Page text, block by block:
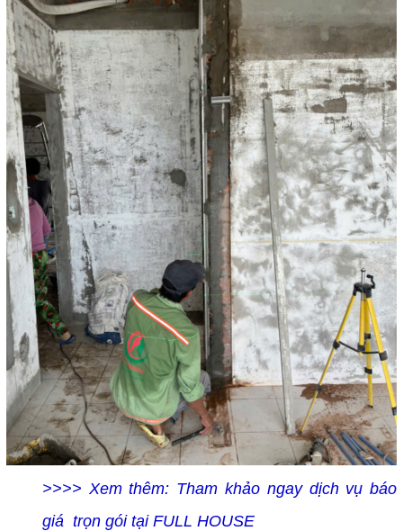
>>>> Xem thêm: Tham khảo ngay dịch vụ báo
giá trọn gói tại FULL HOUSE